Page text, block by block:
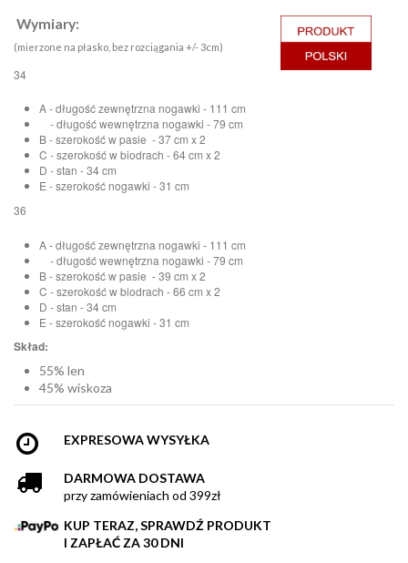
Wymiary:
(mierzone na płasko, bez rozciągania +/- 3cm)
34
A - długość zewnętrzna nogawki - 111 cm
- długość wewnętrzna nogawki - 79 cm
B - szerokość w pasie - 37 cm x 2
C - szerokość w biodrach - 64 cm x 2
D - stan - 34 cm
E - szerokość nogawki - 31 cm
36
A - długość zewnętrzna nogawki - 111 cm
- długość wewnętrzna nogawki - 79 cm
B - szerokość w pasie - 39 cm x 2
C - szerokość w biodrach - 66 cm x 2
D - stan - 34 cm
E - szerokość nogawki - 31 cm
Skład:
55% len
45% wiskoza
EXPRESOWA WYSYŁKA
DARMOWA DOSTAWA
przy zamówieniach od 399zł
KUP TERAZ, SPRAWDŹ PRODUKT
I ZAPŁAĆ ZA 30 DNI